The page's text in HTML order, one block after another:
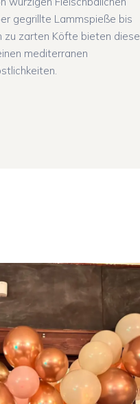
gegrillte Lammspieße bis
zu zarten Köfte bieten diese
mediterranen